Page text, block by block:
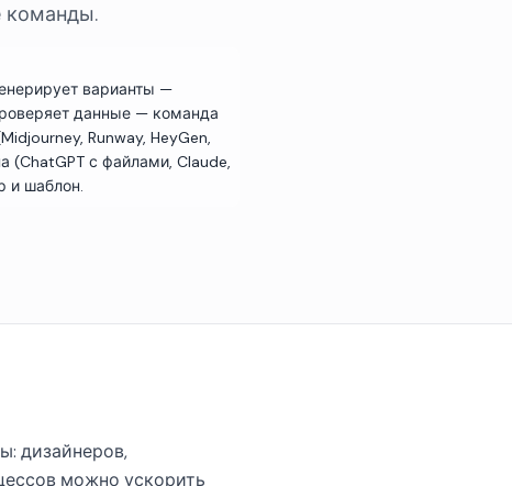
команды.
варианты —
данные — команда
Runway, HeyGen,
(ChatGPT с файлами, Claude,
и шаблон.
дизайнеров,
можно ускорить